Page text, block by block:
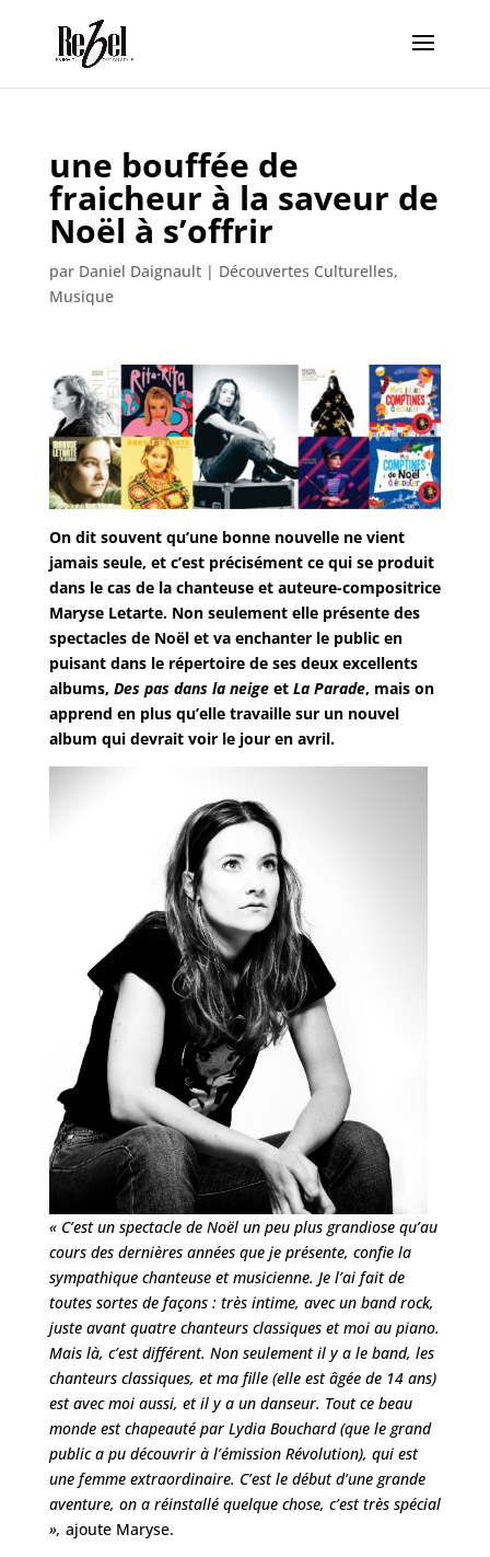
une bouffée de
fraicheur à la saveur de
Noël à s’offrir
par Daniel Daignault| Découvertes Culturelles,
Musique
On dit souvent qu’une bonne nouvelle ne vient
jamais seule, et c’est précisément ce qui se produit
dans le cas de la chanteuse et auteure-compositrice
Maryse Letarte. Non seulement elle présente des
spectacles de Noël et va enchanter le public en
puisant dans le répertoire de ses deux excellents
albums, Des pas dans la neigeet La Parade, mais on
apprend en plus qu’elle travaille sur un nouvel
album qui devrait voir le jour en avril.
« C’est un spectacle de Noël un peu plus grandiose qu’au
cours des dernières années que je présente, confie la
sympathique chanteuse et musicienne. Je l’ai fait de
toutes sortes de façons : très intime, avec un band rock,
juste avant quatre chanteurs classiques et moi au piano.
Mais là, c’est différent. Non seulement il y a le band, les
chanteurs classiques, et ma fille (elle est âgée de 14 ans)
est avec moi aussi, et il y a un danseur. Tout ce beau
monde est chapeauté par Lydia Bouchard (que le grand
public a pu découvrir à l’émission Révolution), qui est
une femme extraordinaire. C’est le début d’une grande
aventure, on a réinstallé quelque chose, c’est très spécial
», ajoute Maryse.